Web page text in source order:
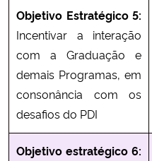
Objetivo Estratégico 5:
Incentivar a interação
com a Graduação e
demais Programas, em
consonância com os
desafios do PDI
Objetivo estratégico 6: